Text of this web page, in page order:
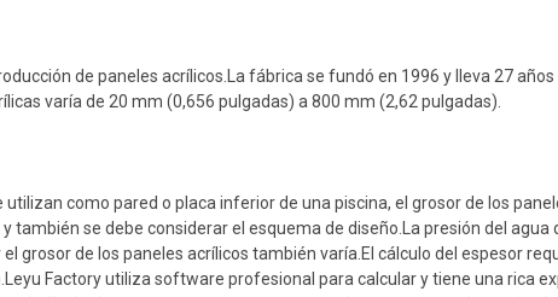
de paneles acrílicos.La fábrica se fundó en 1996 y lleva 27 años
varía de 20 mm (0,656 pulgadas) a 800 mm (2,62 pulgadas).
utilizan como pared o placa inferior de una piscina, el grosor de los
también se debe considerar el esquema de diseño.La presión del agua
grosor de los paneles acrílicos también varía.El cálculo del espesor
Factory utiliza software profesional para calcular y tiene una rica